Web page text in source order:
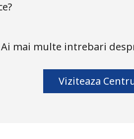
Ai mai multe intrebari
Viziteaza